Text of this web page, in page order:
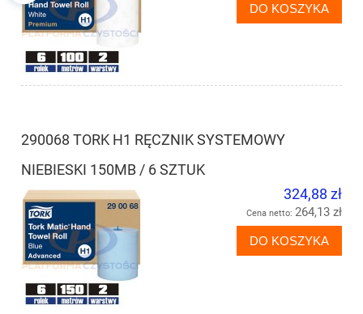
DO KOSZYKA
290068 TORK H1 RĘCZNIK SYSTEMOWY
NIEBIESKI 150MB / 6 SZTUK
324,88 zł
Cena netto: 264,13 zł
DO KOSZYKA